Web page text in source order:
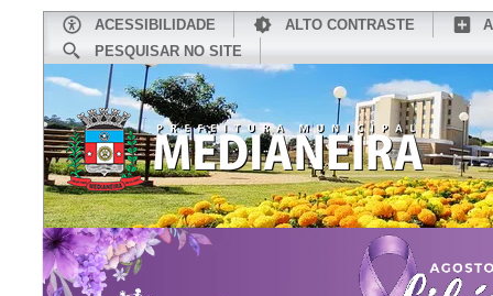
ACESSIBILIDADE ALTO CONTRASTE
PESQUISAR NO SITE
CONHEÇA MEDIANEIRA